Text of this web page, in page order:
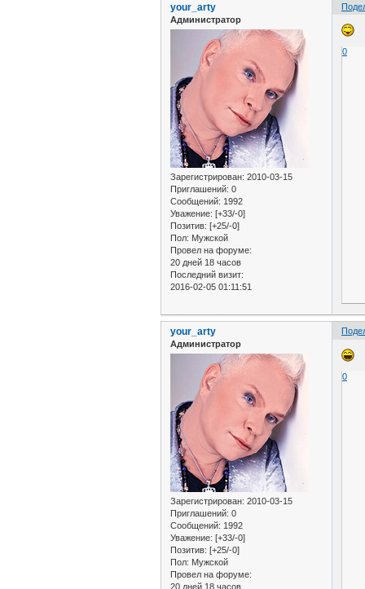
your_arty
Администратор
Зарегистрирован: 2010-03-15
Приглашений: 0
Сообщений: 1992
Уважение: [+33/-0]
Позитив: [+25/-0]
Пол: Мужской
Провел на форуме:
20 дней 18 часов
Последний визит:
2016-02-05 01:11:51
0
your_arty
Администратор
Зарегистрирован: 2010-03-15
Приглашений: 0
Сообщений: 1992
Уважение: [+33/-0]
Позитив: [+25/-0]
Пол: Мужской
Провел на форуме:
20 дней 18 часов
0